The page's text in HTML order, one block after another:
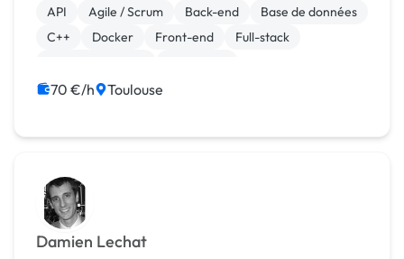
complexes pour des startups, agences et grands ...
API Agile / Scrum Back-end
Base de données
C++
Docker Front-end
Full-stack
70 €/h Toulouse
Damien Lechat